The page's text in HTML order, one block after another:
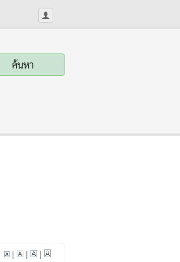
| | |